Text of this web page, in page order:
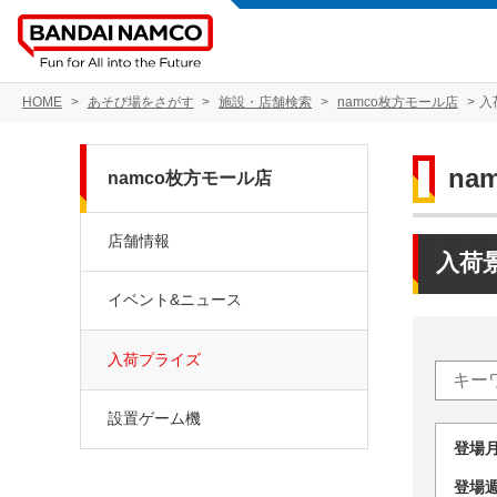
HOME あそび場をさがす 施設・店舗検索 namco枚方モール店 入
入荷
登
登
namco枚方モール店
店舗情報
イベント&ニュース
入荷プライズ
設置ゲーム機